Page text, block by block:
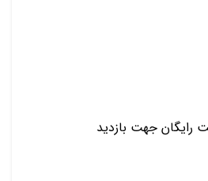
رایگان جهت بازدید